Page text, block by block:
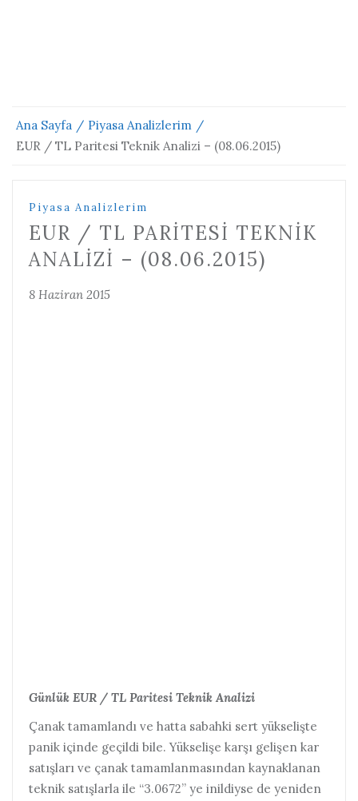
Ana Sayfa
Piyasa Analizlerim
EUR / TL Paritesi Teknik Analizi – (08.06.2015)
Piyasa Analizlerim
EUR / TL PARITESI TEKNIK
ANALIZI – (08.06.2015)
8 Haziran 2015
Günlük EUR / TL Paritesi Teknik Analizi
Çanak tamamlandı ve hatta sabahki sert yükselişte
panik içinde geçildi bile. Yükselişe karşı gelişen kar
satışları ve çanak tamamlanmasından kaynaklanan
teknik satışlarla ile “3.0672” ye inildiyse de yeniden